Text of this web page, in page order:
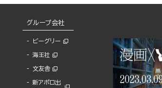
グループ会社
ビーグリー
海王社
文友舎
新アポロ出